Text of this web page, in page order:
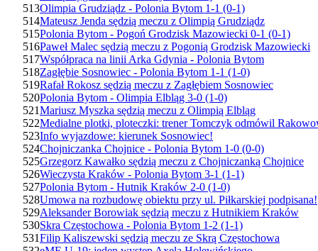
513Olimpia Grudziądz - Polonia Bytom 1-1 (0-1)
514Mateusz Jenda sędzią meczu z Olimpią Grudziądz
515Polonia Bytom - Pogoń Grodzisk Mazowiecki 0-1 (0-1)
516Paweł Malec sędzią meczu z Pogonią Grodzisk Mazowiecki
517Współpraca na linii Arka Gdynia - Polonia Bytom
518Zagłębie Sosnowiec - Polonia Bytom 1-1 (1-0)
519Rafał Rokosz sędzią meczu z Zagłębiem Sosnowiec
520Polonia Bytom - Olimpia Elbląg 3-0 (1-0)
521Mariusz Myszka sędzią meczu z Olimpią Elbląg
522Medialne plotki, ploteczki: trener Tomczyk odmówil
523Info wyjazdowe: kierunek Sosnowiec!
524Chojniczanka Chojnice - Polonia Bytom 1-0 (0-0)
525Grzegorz Kawałko sędzią meczu z Chojniczanką Chojnice
526Wieczysta Kraków - Polonia Bytom 3-1 (1-1)
527Polonia Bytom - Hutnik Kraków 2-0 (1-0)
528Umowa na rozbudowę obiektu przy ul. Piłkarskiej podpisana!
529Aleksander Borowiak sędzią meczu z Hutnikiem Kraków
530Skra Częstochowa - Polonia Bytom 1-2 (1-1)
531Filip Kaliszewski sędzią meczu ze Skrą Częstochowa